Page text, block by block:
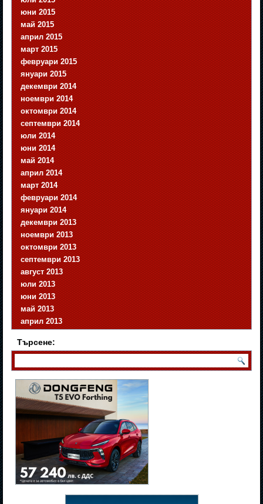
юни 2015
май 2015
април 2015
март 2015
февруари 2015
януари 2015
декември 2014
ноември 2014
октомври 2014
септември 2014
юли 2014
юни 2014
май 2014
април 2014
март 2014
февруари 2014
януари 2014
декември 2013
ноември 2013
октомври 2013
септември 2013
август 2013
юли 2013
юни 2013
май 2013
април 2013
Търсене: